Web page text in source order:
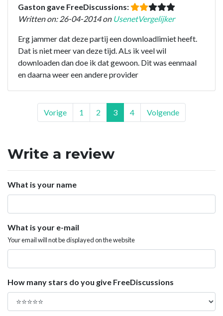
Gaston gave FreeDiscussions:
Written on: 26-04-2014 on UsenetVergelijker
Erg jammer dat deze partij een downloadlimiet heeft.
Dat is niet meer van deze tijd. ALs ik veel wil
downloaden dan doe ik dat gewoon. Dit was eenmaal
en daarna weer een andere provider
Vorige 1 2 3 4 Volgende
Write a review
What is your name
What is your e-mail
Your email will not be displayed on the website
How many stars do you give FreeDiscussions